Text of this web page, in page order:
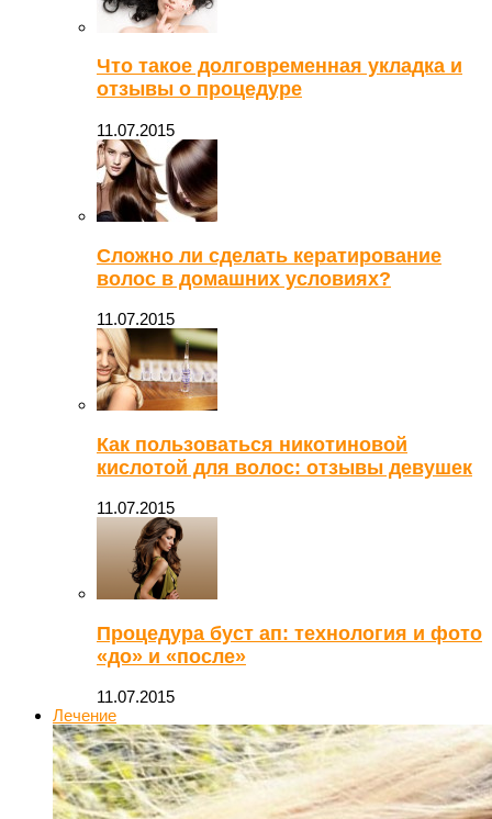
Что такое долговременная укладка и
отзывы о процедуре
11.07.2015
Сложно ли сделать кератирование
волос в домашних условиях?
11.07.2015
Как пользоваться никотиновой
кислотой для волос: отзывы девушек
11.07.2015
Процедура буст ап: технология и фото
«до» и «после»
11.07.2015
Лечение